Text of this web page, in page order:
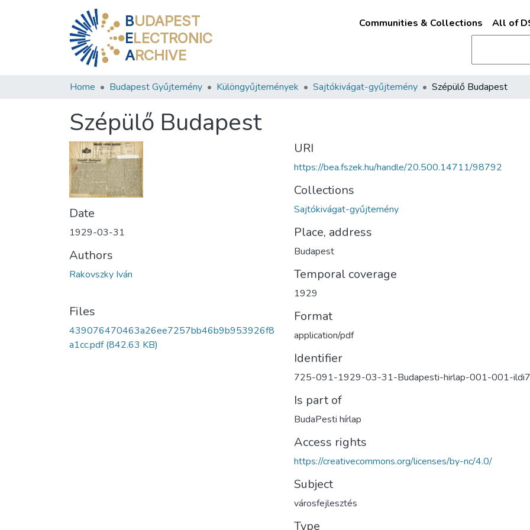
BUDAPEST
ELECTRONIC
ARCHIVE
Communities & Collections All of
Home Budapest Gyűjtemény Különgyűjtemények Sajtókivágat-gyűjtemény Szépülő Budapest
Szépülő Budapest
Date
1929-03-31
Authors
Rakovszky Iván
Files
439076470463a26ee7257bb46b9b953926f8
a1cc.pdf(842.63 KB)
URI
https://bea.fszek.hu/handle/20.500.14711/98792
Collections
Sajtókivágat-gyűjtemény
Place, address
Budapest
Temporal coverage
1929
Format
application/pdf
Identifier
725-091-1929-03-31-Budapesti-hirlap-001-001-
Is part of
BudaPesti hírlap
Access rights
https://creativecommons.org/licenses/by-nc/4.0/
Subject
városfejlesztés
Type